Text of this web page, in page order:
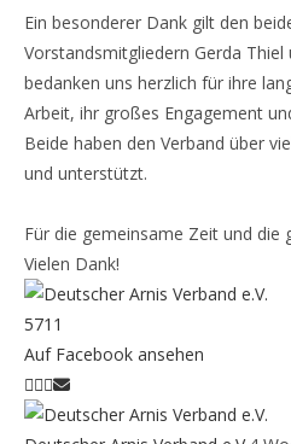
Ein besonderer Dank gilt den
Vorstandsmitgliedern Gerda Thiel
bedanken uns herzlich für ihre
Arbeit, ihr großes Engagement
Beide haben den Verband über
und unterstützt.
Für die gemeinsame Zeit und die
Vielen Dank!
5711
Auf Facebook ansehen